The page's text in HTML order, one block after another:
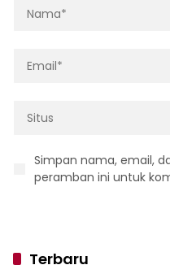
Simpan nama, email,
peramban ini untuk
Terbaru